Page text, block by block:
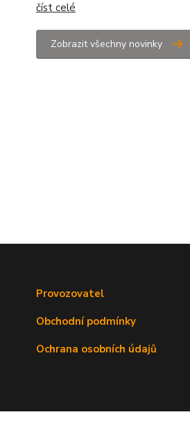
číst celé
Zobrazit všechny novinky
Provozovatel
Obchodní podmínky
Ochrana osobních údajů